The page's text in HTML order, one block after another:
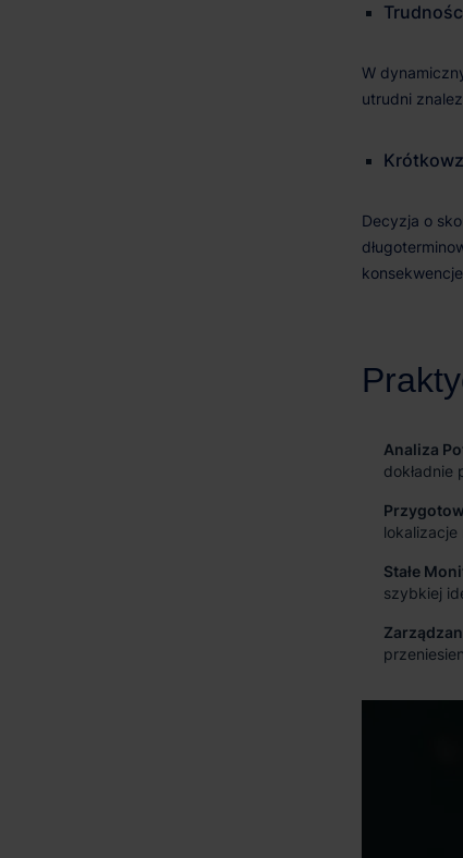
Analiza
dokładnie
Stałe
szybkiej